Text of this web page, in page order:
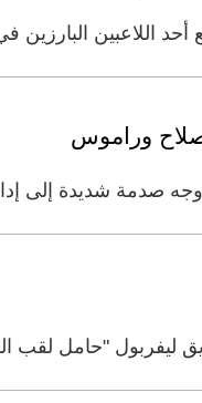
اللاعبين البارزين
وراموس
صدمة شديدة إلى
"حامل لقب